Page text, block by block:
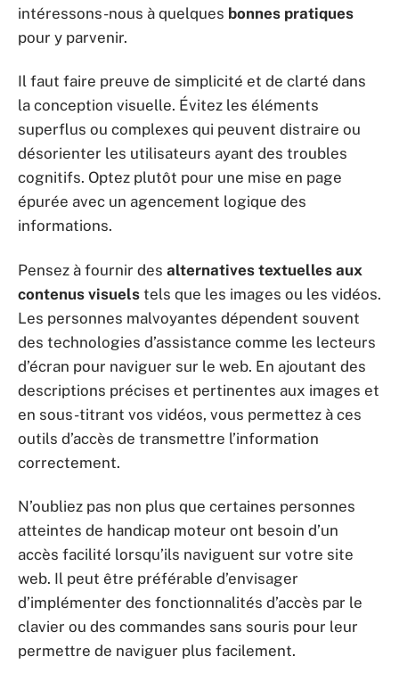
intéressons-nous à quelques bonnes pratiques
pour y parvenir.
Il faut faire preuve de simplicité et de clarté dans
la conception visuelle. Évitez les éléments
superflus ou complexes qui peuvent distraire ou
désorienter les utilisateurs ayant des troubles
cognitifs. Optez plutôt pour une mise en page
épurée avec un agencement logique des
informations.
Pensez à fournir des alternatives textuelles aux
contenus visuels tels que les images ou les vidéos.
Les personnes malvoyantes dépendent souvent
des technologies d’assistance comme les lecteurs
d’écran pour naviguer sur le web. En ajoutant des
descriptions précises et pertinentes aux images et
en sous-titrant vos vidéos, vous permettez à ces
outils d’accès de transmettre l’information
correctement.
N’oubliez pas non plus que certaines personnes
atteintes de handicap moteur ont besoin d’un
accès facilité lorsqu’ils naviguent sur votre site
web. Il peut être préférable d’envisager
d’implémenter des fonctionnalités d’accès par le
clavier ou des commandes sans souris pour leur
permettre de naviguer plus facilement.